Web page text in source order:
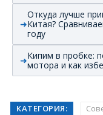
Откуда лучше
Китая?
году
Кипим в пробке:
мотора и как
КАТЕГОРИЯ: